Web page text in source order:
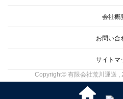
会社概
お問い合
サイトマ
Copyright© 有限会社荒川運送 ,